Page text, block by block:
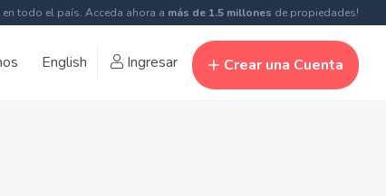
todo el país. Acceda ahora a más de 1.5 millones de propiedades!
English Ingresar Crear una Cuenta